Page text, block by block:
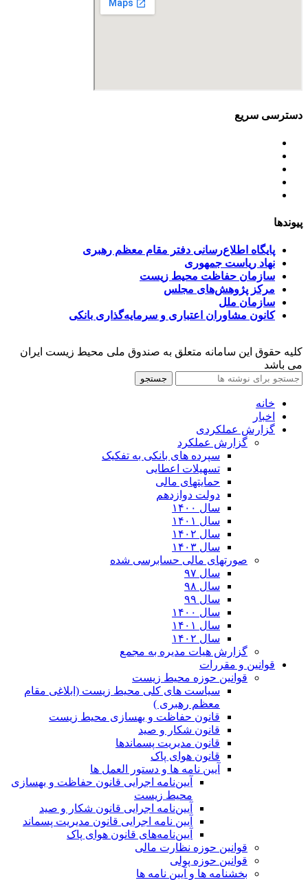
دسترسی سریع
پیوندها
پایگاه اطلاع‌رسانی دفتر مقام معظم رهبری
نهاد ریاست جمهوری
سازمان حفاظت محیط زیست
مرکز پژوهش‌های مجلس
سازمان ملل
کانون مشاوران اعتباری و سرمایه‌گذاری بانکی
کلیه حقوق این سامانه متعلق به صندوق ملی محیط زیست ایران
می باشد
جستجو
خانه
اخبار
گزارش عملکردی
گزارش عملکرد
سپرده های بانکی به تفکیک
تسهیلات اعطایی
حمایتهای مالی
دولت دوازدهم
سال ۱۴۰۰
سال ۱۴۰۱
سال ۱۴۰۲
سال ۱۴۰۳
صورتهای مالی حسابرسی شده
سال ۹۷
سال ۹۸
سال ۹۹
سال ۱۴۰۰
سال ۱۴۰۱
سال ۱۴۰۲
گزارش هیات مدیره به مجمع
قوانین و مقررات
قوانین حوزه محیط زیست
ﺳﯿﺎﺳﺖ ﻫﺎی ﮐﻠﯽ ﻣﺤﯿﻂ زﯾﺴﺖ (ابلاغی مقام
معظم رهبری )
قانون حفاظت و بهسازی محیط زیست
قانون شکار و صید
قانون مدیریت پسماندها
قانون هوای پاک
آیین نامه ها و دستور العمل ها
آیین‌نامه اجرایی قانون حفاظت و بهسازی
محیط زیست
آیین‌نامه اجرایی قانون شکار و صید
آیین نامه اجرایی قانون مدیریت پسماند
آیین‌نامه‌های قانون هوای پاک
قوانین حوزه نظارت مالی
قوانین حوزه پولی
بخشنامه ها و آیین نامه ها